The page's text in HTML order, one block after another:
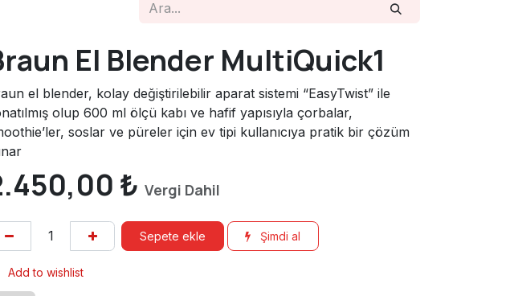
El Blender MultiQuick1
el blender, kolay değiştirilebilir aparat sistemi “EasyTwist” ile
olup 600 ml ölçü kabı ve hafif yapısıyla çorbalar,
soslar ve püreler için ev tipi kullanıcıya pratik bir çözüm
₺ Vergi Dahil
Sepete ekle Şimdi al
Add to wishlist